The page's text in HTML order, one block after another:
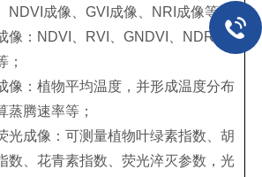
NDVI成像、GVI成像、NRI成像等；
像：NDVI、RVI、GNDVI、NDRE、
；
像：植物平均温度，并形成温度分布
蒸腾速率等；
光成像：可测量植物叶绿素指数、胡
数、花青素指数、荧光淬灭参数，光